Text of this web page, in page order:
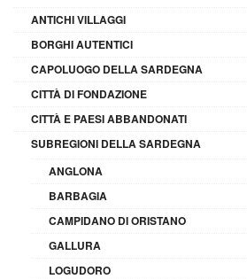
ANTICHI VILLAGGI
BORGHI AUTENTICI
CAPOLUOGO DELLA SARDEGNA
CITTÀ DI FONDAZIONE
CITTÀ E PAESI ABBANDONATI
SUBREGIONI DELLA SARDEGNA
ANGLONA
BARBAGIA
CAMPIDANO DI ORISTANO
GALLURA
LOGUDORO